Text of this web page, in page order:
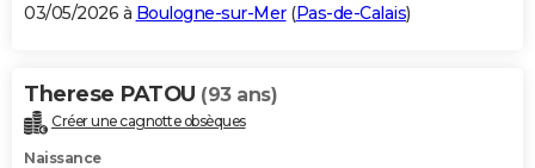
03/05/2026 à Boulogne-sur-Mer(Pas-de-Calais)
Therese PATOU (93 ans)
Créer une cagnotte obsèques
Naissance